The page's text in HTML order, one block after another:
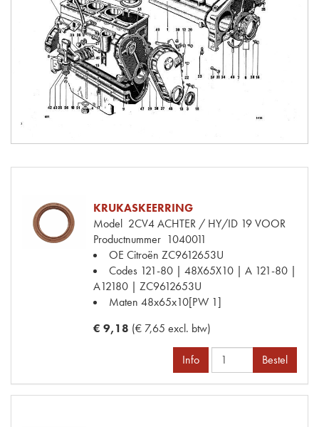
KRUKASKEERRING
Model 2CV4 ACHTER / HY/ID 19 VOOR
Productnummer 1040011
OE Citroën ZC9612653U
Codes 121-80 | 48X65X10 | A 121-80 |
A12180 | ZC9612653U
Maten 48x65x10[PW 1]
€ 9,18 (€ 7,65 excl. btw)
Info Bestel